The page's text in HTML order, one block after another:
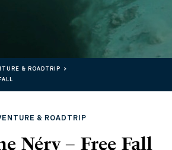
& ROADTRIP
& ROADTRIP
Néry – Free Fall